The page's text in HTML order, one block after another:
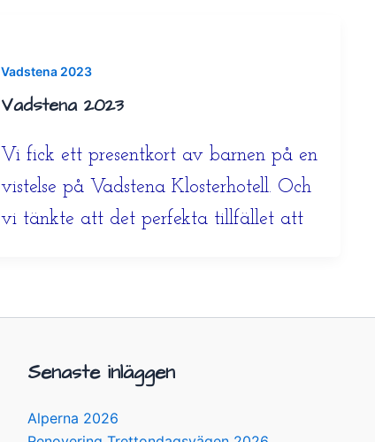
Vadstena 2023
Vadstena 2023
Vi fick ett presentkort av barnen på en
vistelse på Vadstena Klosterhotell. Och
vi tänkte att det perfekta tillfället att
Senaste inläggen
Alperna 2026